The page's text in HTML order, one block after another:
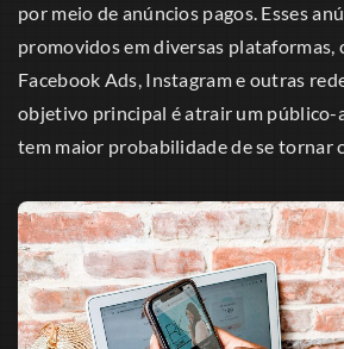
por meio de anúncios pagos. Esses
promovidos em diversas plataformas,
Facebook Ads, Instagram e outras
objetivo principal é atrair um público-
tem maior probabilidade de se tornar